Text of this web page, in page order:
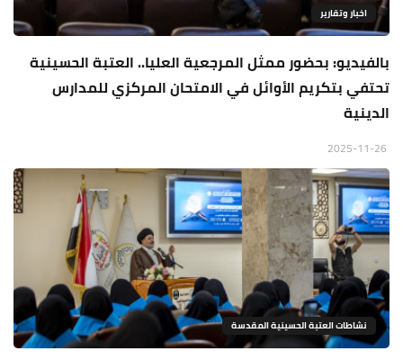
اخبار وتقارير
بالفيديو: بحضور ممثل المرجعية العليا.. العتبة الحسينية
تحتفي بتكريم الأوائل في الامتحان المركزي للمدارس
الدينية
نشاطات العتبة الحسينية المقدسة